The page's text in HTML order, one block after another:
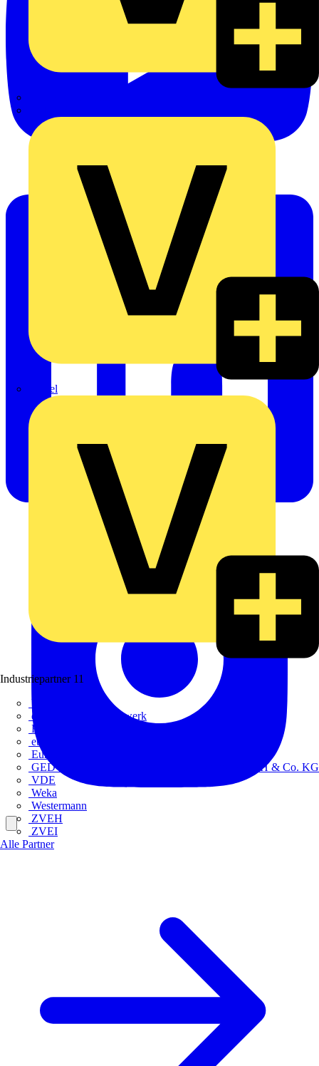
Rexel
Industriepartner 11
bfe
de - das Elektrohandwerk
ETIM Deutschland eV
etz
Europacable
GED Gesellschaft für Energiedienstleistung - GmbH & Co. KG
VDE
Weka
Westermann
ZVEH
ZVEI
Alle Partner